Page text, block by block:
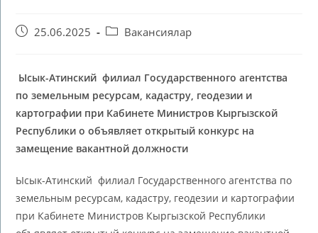
25.06.2025 Вакансиялар
Ысык-Атинский филиал Государственного агентства
по земельным ресурсам, кадастру, геодезии и
картографии при Кабинете Министров Кыргызской
Республики о объявляет открытый конкурс на
замещение вакантной должности
Ысык-Атинский филиал Государственного агентства по
земельным ресурсам, кадастру, геодезии и картографии
при Кабинете Министров Кыргызской Республики